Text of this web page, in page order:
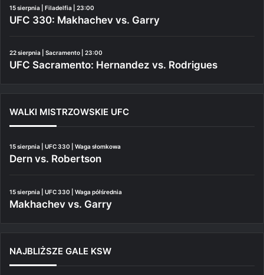
15 sierpnia | Filadelfia | 23:00
UFC 330: Makhachev vs. Garry
22 sierpnia | Sacramento | 23:00
UFC Sacramento: Hernandez vs. Rodrigues
WALKI MISTRZOWSKIE UFC
15 sierpnia | UFC 330 | Waga słomkowa
Dern vs. Robertson
15 sierpnia | UFC 330 | Waga półśrednia
Makhachev vs. Garry
NAJBLIŻSZE GALE KSW